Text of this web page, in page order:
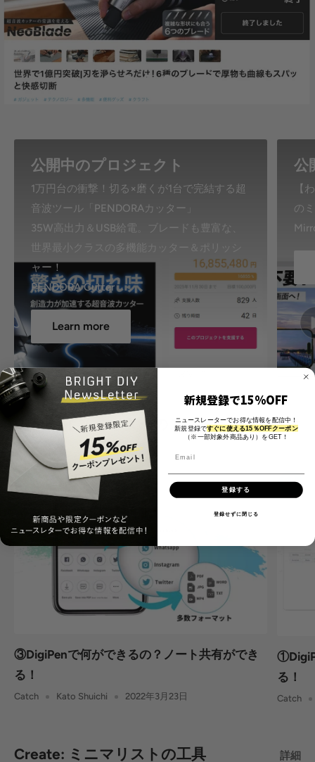
公開中のプロジェクト
1万円台の衝撃！切る×磨くが1台で完結する超
音波ツール「PENDORAカッター」
35W高出力＆USB給電。ブレードも豊富な、
世界最小クラスの多機能カッター＆ポリッシ
ャー！
PENDORA Cutter
Learn more
公
【
の
Catch: イノベーターのスマート文房
詳細
る！
Catch
る！
Catch
新規登録で15%OFF
ニュースレーターでお得な情報を配信中！
新規登録ですぐに使える15％OFFクーポン
（※一部対象外商品あり）をGET！
登録する
登録せずに閉じる